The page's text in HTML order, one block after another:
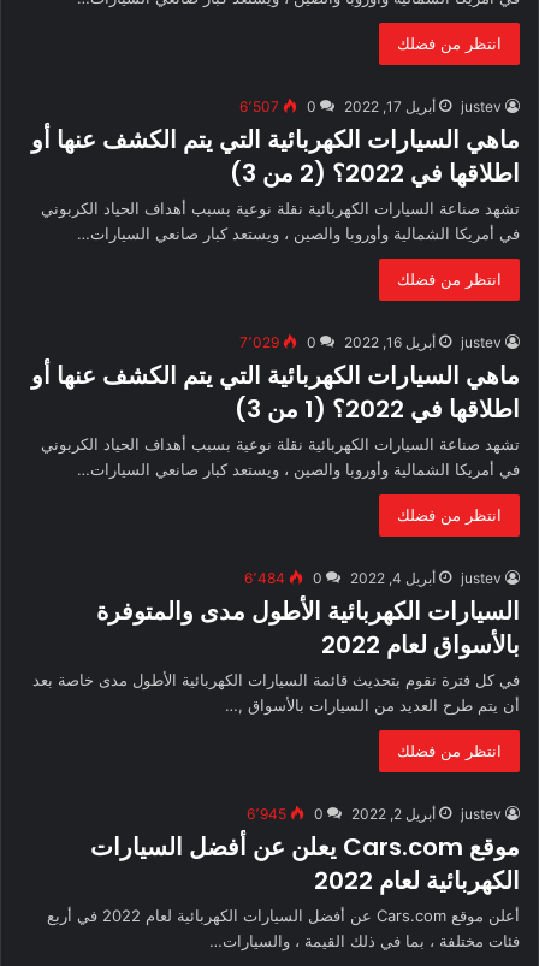
انتظر من فضلك
justev أبريل 17, 2022 0 6٬507
ماهي السيارات الكهربائية التي يتم الكشف عنها أو
اطلاقها في 2022؟ (2 من 3)
تشهد صناعة السيارات الكهربائية نقلة نوعية بسبب أهداف الحياد الكربوني
في أمريكا الشمالية وأوروبا والصين ، ويستعد كبار صانعي السيارات…
انتظر من فضلك
justev أبريل 16, 2022 0 7٬029
ماهي السيارات الكهربائية التي يتم الكشف عنها أو
اطلاقها في 2022؟ (1 من 3)
تشهد صناعة السيارات الكهربائية نقلة نوعية بسبب أهداف الحياد الكربوني
في أمريكا الشمالية وأوروبا والصين ، ويستعد كبار صانعي السيارات…
انتظر من فضلك
justev أبريل 4, 2022 0 6٬484
السيارات الكهربائية الأطول مدى والمتوفرة
بالأسواق لعام 2022
في كل فترة نقوم بتحديث قائمة السيارات الكهربائية الأطول مدى خاصة بعد
أن يتم طرح العديد من السيارات بالأسواق ,…
انتظر من فضلك
justev أبريل 2, 2022 0 6٬945
موقع Cars.com يعلن عن أفضل السيارات
الكهربائية لعام 2022
أعلن موقع Cars.com عن أفضل السيارات الكهربائية لعام 2022 في أربع
فئات مختلفة ، بما في ذلك القيمة ، والسيارات…